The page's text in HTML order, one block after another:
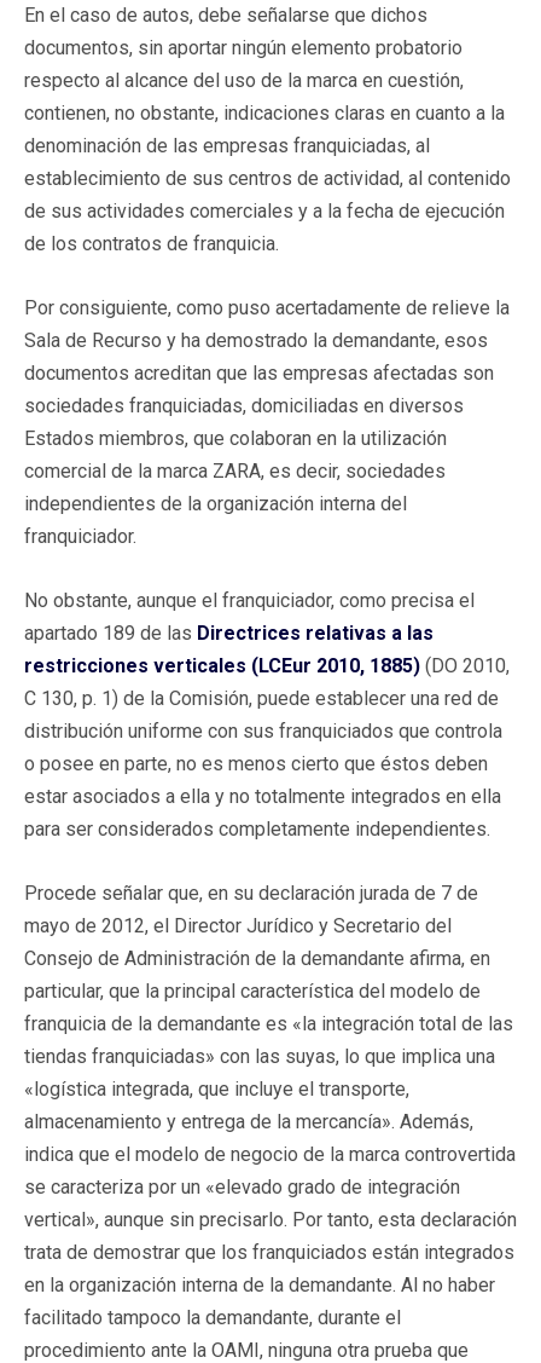
En el caso de autos, debe señalarse que dichos
documentos, sin aportar ningún elemento probatorio
respecto al alcance del uso de la marca en cuestión,
contienen, no obstante, indicaciones claras en cuanto a la
denominación de las empresas franquiciadas, al
establecimiento de sus centros de actividad, al contenido
de sus actividades comerciales y a la fecha de ejecución
de los contratos de franquicia.
Por consiguiente, como puso acertadamente de relieve la
Sala de Recurso y ha demostrado la demandante, esos
documentos acreditan que las empresas afectadas son
sociedades franquiciadas, domiciliadas en diversos
Estados miembros, que colaboran en la utilización
comercial de la marca ZARA, es decir, sociedades
independientes de la organización interna del
franquiciador.
No obstante, aunque el franquiciador, como precisa el
apartado 189 de las Directrices relativas a las
restricciones verticales (LCEur 2010, 1885) (DO 2010,
C 130, p. 1) de la Comisión, puede establecer una red de
distribución uniforme con sus franquiciados que controla
o posee en parte, no es menos cierto que éstos deben
estar asociados a ella y no totalmente integrados en ella
para ser considerados completamente independientes.
Procede señalar que, en su declaración jurada de 7 de
mayo de 2012, el Director Jurídico y Secretario del
Consejo de Administración de la demandante afirma, en
particular, que la principal característica del modelo de
franquicia de la demandante es «la integración total de las
tiendas franquiciadas» con las suyas, lo que implica una
«logística integrada, que incluye el transporte,
almacenamiento y entrega de la mercancía». Además,
indica que el modelo de negocio de la marca controvertida
se caracteriza por un «elevado grado de integración
vertical», aunque sin precisarlo. Por tanto, esta declaración
trata de demostrar que los franquiciados están integrados
en la organización interna de la demandante. Al no haber
facilitado tampoco la demandante, durante el
procedimiento ante la OAMI, ninguna otra prueba que